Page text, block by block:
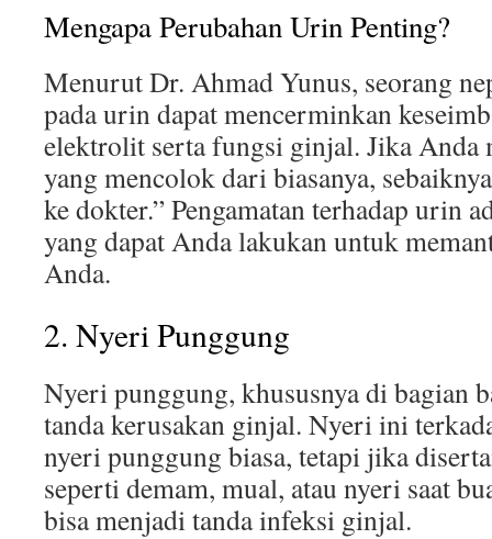
Mengapa Perubahan Urin Penting?
Menurut Dr. Ahmad Yunus, seorang
pada urin dapat mencerminkan
elektrolit serta fungsi ginjal. Jika Anda
yang mencolok dari biasanya,
ke dokter.” Pengamatan terhadap urin
yang dapat Anda lakukan untuk
Anda.
2. Nyeri Punggung
Nyeri punggung, khususnya di bagian
tanda kerusakan ginjal. Nyeri ini
nyeri punggung biasa, tetapi jika
seperti demam, mual, atau nyeri saat
bisa menjadi tanda infeksi ginjal.